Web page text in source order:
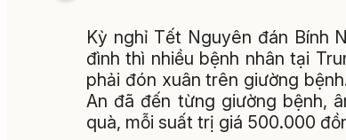
Kỳ nghỉ Tết Nguyên đán Bính
đình thì nhiều bệnh nhân tại
phải đón xuân trên giường
An đã đến từng giường bệnh,
quà, mỗi suất trị giá 500.000